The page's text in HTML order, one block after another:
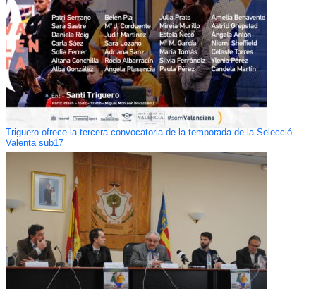
Triguero ofrece la tercera convocatoria de la temporada de la Selecció
Valenta sub17